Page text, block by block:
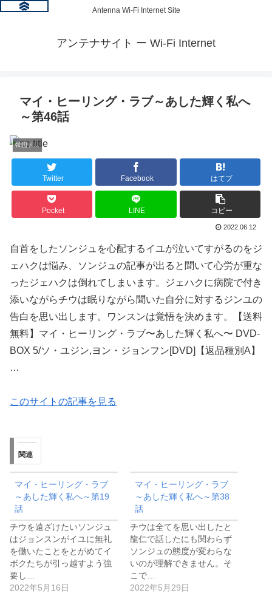
Antenna Wi-Fi Internet Site
アンテナサイト ー Wi-Fi Internet
マイ・ヒーリング・ラブ～あした輝く私へ
～第46話
韓国ドラマ情報
Twitter Facebook はてブ
Pocket LINE コピー
2022.06.12
自首をしたソンジュを心配するイユが泣いてすがるのをジ
ェハクは悩み、ソンジュの記事が出ると聞いて心労が重な
ったジェハクは倒れてしまいます。ジェハクに病院で付き
添いながらチウは眠りながら聞いた自分に対するジンユの
告白を思い出します。ワンスンは覚悟を決めます。【送料
無料】マイ・ヒーリング・ラブ〜あした輝く私へ〜 DVD-
BOX 5/ソ・ユジン,ヨン・ジョンフン[DVD]【返品種別A】
…
このサイトの記事を見る
関連
マイ・ヒーリング・ラブ
～あした輝く私へ～第19
話
チウを遠ざけたいソンジュ
はジョンスンがイユに無礼
を働いたことをとがめてイ
ボクたちが引っ越すよう強
要し…
2022年5月16日
マイ・ヒーリング・ラブ
～あした輝く私へ～第38
話
チウは全てを思い出したと
龍仁で話したにも関わらず
ソンジュの態度が変わらな
いのが理解できません。そ
こで…
2022年5月29日